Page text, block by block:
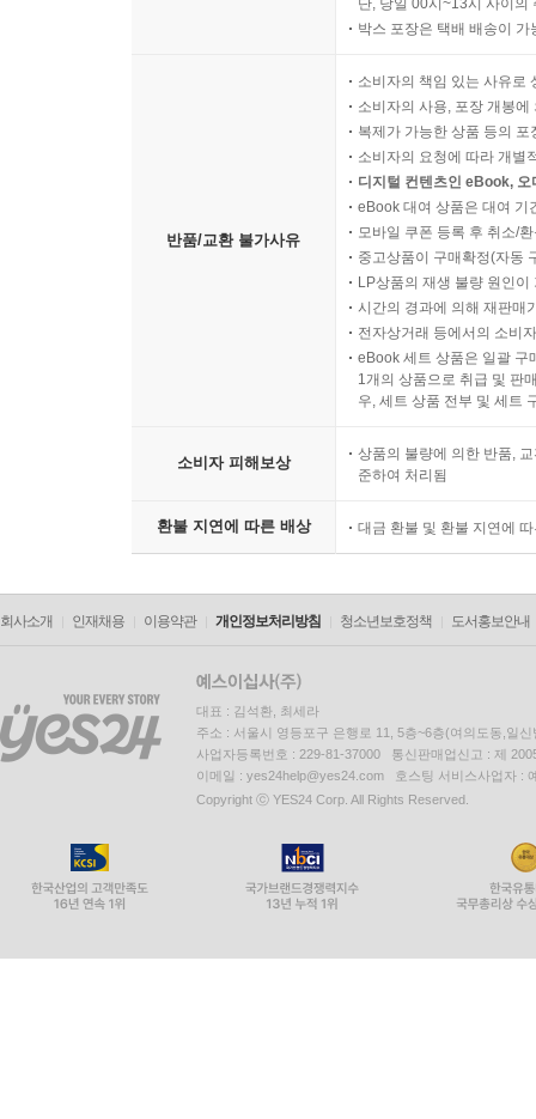
단, 당일 00시~13시 사이의
박스 포장은 택배 배송이
반품/교환 불가사유
소비자의 책임 있는 사유로
소비자의 사용, 포장 개봉
복제가 가능한 상품 등의
소비자의 요청에 따라 개별
디지털 컨텐츠인 eBook,
eBook 대여 상품은 대여 기
모바일 쿠폰 등록 후 취소/
중고상품이 구매확정(자동
LP상품의 재생 불량 원인
시간의 경과에 의해 재판매
전자상거래 등에서의 소비
eBook 세트 상품은 일괄 구
1개의 상품으로 취급 및 판
우, 세트 상품 전부 및 세트
소비자 피해보상
상품의 불량에 의한 반품,
준하여 처리됨
환불 지연에 따른 배상 대금 환불 및 환불 지연에
회사소개 인재채용 이용약관 개인정보처리방침 청소년보호정책 도서홍보안내
대표 : 김석환, 최세라
주소 : 서울시 영등포구 은행로 11, 5층~6층(여의도동,일신
사업자등록번호 : 229-81-37000 통신판매업신고 : 제
이메일 : yes24help@yes24.com 호스팅 서비스사업자 :
Copyright ⓒ YES24 Corp. All Rights Reserved.